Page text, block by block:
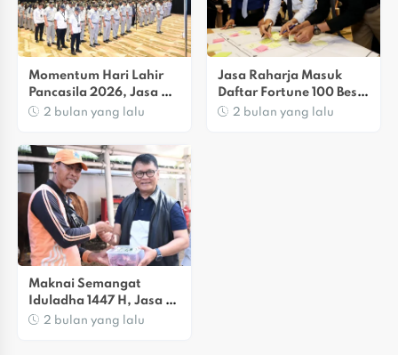
Momentum Hari Lahir
Pancasila 2026, Jasa
Raharja Teguhkan
Bagi Masyarakat
2 bulan yang lalu
Jasa Raharja Masuk
Daftar Fortune 100 Best
Companies To Work For
2 bulan yang lalu
Maknai Semangat
Iduladha 1447 H, Jasa
Raharja Salurkan
2 bulan yang lalu